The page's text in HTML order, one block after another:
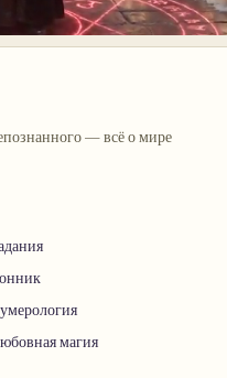
— всё о мире
магия